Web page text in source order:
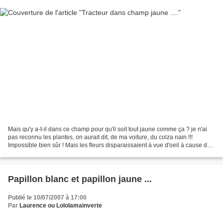
Mais qu'y a-t-il dans ce champ pour qu'il soit tout jaune comme ça ? je n'ai
pas reconnu les plantes, on aurait dit, de ma voiture, du colza nain !!!
Impossible bien sûr ! Mais les fleurs disparaissaient à vue d'oeil à cause de
Papillon blanc et papillon jaune ...
Publié le 10/07/2007 à 17:00
Par Laurence ou Lololamainverte